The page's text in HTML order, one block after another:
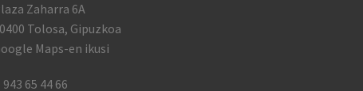
Zaharra 6A
Tolosa, Gipuzkoa
Maps-en ikusi
943 65 44 66